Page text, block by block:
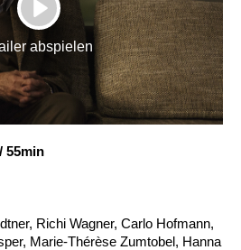
PLAY
abspielen
/ 55min
Richi Wagner, Carlo Hofmann,
Marie-Thérèse Zumtobel, Hanna